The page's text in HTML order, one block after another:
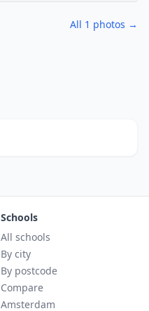
All 1 photos →
Schools
All schools
By city
By postcode
Compare
Amsterdam